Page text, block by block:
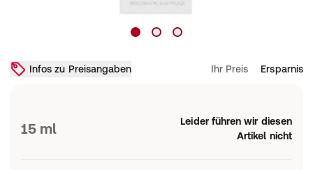
Infos zu Preisangaben Ihr Preis Ersparnis
15 ml
Leider führen wir diesen
Artikel nicht